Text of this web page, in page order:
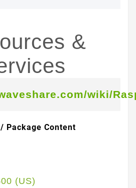
&
wiki/
Package Content
(US)